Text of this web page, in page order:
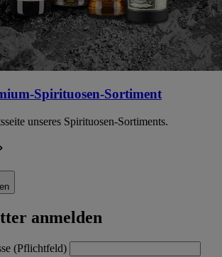
Spirituosen-Sortiment
unseres Spirituosen-Sortiments.
anmelden
(Pflichtfeld)